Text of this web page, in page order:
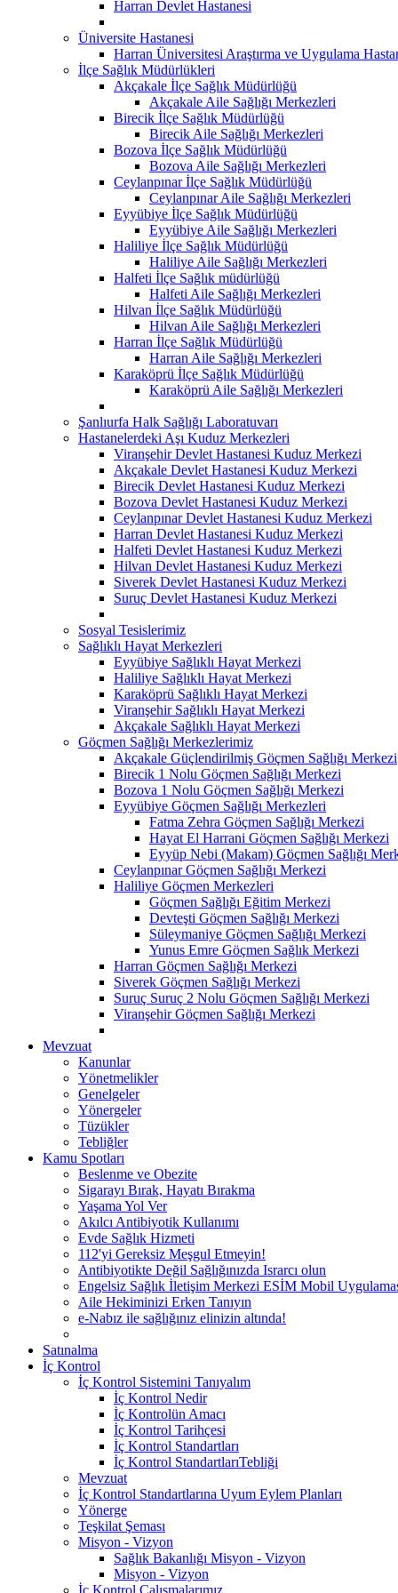
Harran Devlet Hastanesi
Üniversite Hastanesi
Harran Üniversitesi Araştırma ve Uygulama
İlçe Sağlık Müdürlükleri
Akçakale İlçe Sağlık Müdürlüğü
Akçakale Aile Sağlığı Merkezleri
Birecik İlçe Sağlık Müdürlüğü
Birecik Aile Sağlığı Merkezleri
Bozova İlçe Sağlık Müdürlüğü
Bozova Aile Sağlığı Merkezleri
Ceylanpınar İlçe Sağlık Müdürlüğü
Ceylanpınar Aile Sağlığı Merkezleri
Eyyübiye İlçe Sağlık Müdürlüğü
Eyyübiye Aile Sağlığı Merkezleri
Haliliye İlçe Sağlık Müdürlüğü
Haliliye Aile Sağlığı Merkezleri
Halfeti İlçe Sağlık müdürlüğü
Halfeti Aile Sağlığı Merkezleri
Hilvan İlçe Sağlık Müdürlüğü
Hilvan Aile Sağlığı Merkezleri
Harran İlçe Sağlık Müdürlüğü
Harran Aile Sağlığı Merkezleri
Karaköprü İlçe Sağlık Müdürlüğü
Karaköprü Aile Sağlığı Merkezleri
Şanlıurfa Halk Sağlığı Laboratuvarı
Hastanelerdeki Aşı Kuduz Merkezleri
Viranşehir Devlet Hastanesi Kuduz Merkezi
Akçakale Devlet Hastanesi Kuduz Merkezi
Birecik Devlet Hastanesi Kuduz Merkezi
Bozova Devlet Hastanesi Kuduz Merkezi
Ceylanpınar Devlet Hastanesi Kuduz Merkezi
Harran Devlet Hastanesi Kuduz Merkezi
Halfeti Devlet Hastanesi Kuduz Merkezi
Hilvan Devlet Hastanesi Kuduz Merkezi
Siverek Devlet Hastanesi Kuduz Merkezi
Suruç Devlet Hastanesi Kuduz Merkezi
Sosyal Tesislerimiz
Sağlıklı Hayat Merkezleri
Eyyübiye Sağlıklı Hayat Merkezi
Haliliye Sağlıklı Hayat Merkezi
Karaköprü Sağlıklı Hayat Merkezi
Viranşehir Sağlıklı Hayat Merkezi
Akçakale Sağlıklı Hayat Merkezi
Göçmen Sağlığı Merkezlerimiz
Akçakale Güçlendirilmiş Göçmen Sağlığı Merkezi
Birecik 1 Nolu Göçmen Sağlığı Merkezi
Bozova 1 Nolu Göçmen Sağlığı Merkezi
Eyyübiye Göçmen Sağlığı Merkezleri
Fatma Zehra Göçmen Sağlığı Merkezi
Hayat El Harrani Göçmen Sağlığı Merkezi
Eyyüp Nebi (Makam) Göçmen Sağlığı
Ceylanpınar Göçmen Sağlığı Merkezi
Haliliye Göçmen Merkezleri
Göçmen Sağlığı Eğitim Merkezi
Devteşti Göçmen Sağlığı Merkezi
Süleymaniye Göçmen Sağlığı Merkezi
Yunus Emre Göçmen Sağlık Merkezi
Harran Göçmen Sağlığı Merkezi
Siverek Göçmen Sağlığı Merkezi
Suruç Suruç 2 Nolu Göçmen Sağlığı Merkezi
Viranşehir Göçmen Sağlığı Merkezi
Mevzuat
Kanunlar
Yönetmelikler
Genelgeler
Yönergeler
Tüzükler
Tebliğler
Kamu Spotları
Beslenme ve Obezite
Sigarayı Bırak, Hayatı Bırakma
Yaşama Yol Ver
Akılcı Antibiyotik Kullanımı
Evde Sağlık Hizmeti
112'yi Gereksiz Meşgul Etmeyin!
Antibiyotikte Değil Sağlığınızda Israrcı olun
Engelsiz Sağlık İletişim Merkezi ESİM Mobil
Aile Hekiminizi Erken Tanıyın
e-Nabız ile sağlığınız elinizin altında!
Satınalma
İç Kontrol
İç Kontrol Sistemini Tanıyalım
İç Kontrol Nedir
İç Kontrolün Amacı
İç Kontrol Tarihçesi
İç Kontrol Standartları
İç Kontrol StandartlarıTebliği
Mevzuat
İç Kontrol Standartlarına Uyum Eylem Planları
Yönerge
Teşkilat Şeması
Misyon - Vizyon
Sağlık Bakanlığı Misyon - Vizyon
Misyon - Vizyon
İç Kontrol Çalışmalarımız